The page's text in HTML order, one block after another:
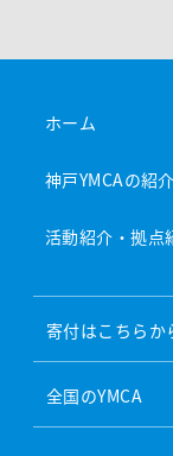
ホーム
神戸YMCAの紹介
活動紹介・拠点
寄付はこちらか
全国のYMCA